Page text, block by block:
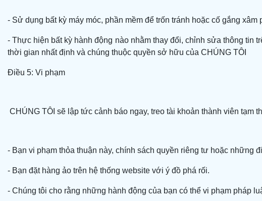
- Sử dụng bất kỳ máy móc, phần mềm để trốn tránh hoặc cố gắng
- Thực hiện bất kỳ hành động nào nhằm thay đổi, chỉnh sửa thông tin
thời gian nhất định và chúng thuộc quyền sở hữu của CHÚNG TÔI
Điều 5: Vi phạm
CHÚNG TÔI sẽ lập tức cảnh báo ngay, treo tài khoản thành viên
- Bạn vi phạm thỏa thuận này, chính sách quyền riêng tư hoặc những
- Bạn đặt hàng ảo trên hệ thống website với ý đồ phá rối.
- Chúng tôi cho rằng những hành động của bạn có thể vi phạm pháp